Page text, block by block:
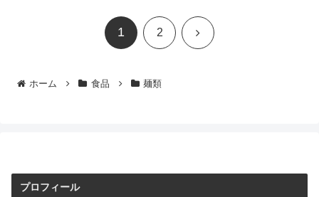
1 2 次
ホーム 食品 麺類
プロフィール